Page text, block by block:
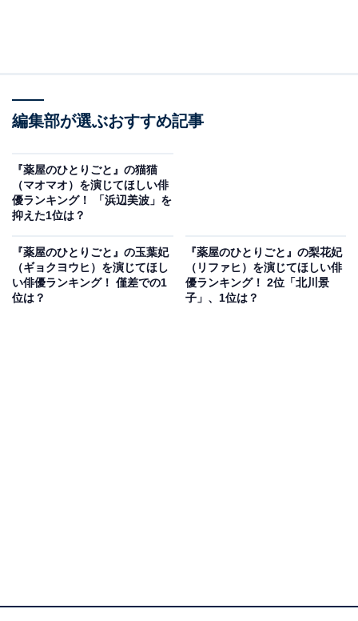
A post shared by 目黒蓮(Ren Meguro)
3位にランクインしたのは、Snow Manの目黒蓮さんで
す。2023年は初の単独主演を務めた映画『わたしの幸せ
な結婚』や、7月期のドラマ『トリリオンゲーム』
（TBS系）など、活躍が目立ちました。アーティストや
俳優活動以外にも、2024年2月1日には『FENDI』のジャ
パンアンバサダーに抜てき。抜群のスタイルやルックス
編集部が選ぶおすすめ記事
『薬屋のひとりごと』の猫猫
（マオマオ）を演じてほしい俳
優ランキング！ 「浜辺美波」を
抑えた1位は？
『薬屋のひとりごと』の玉葉妃
（ギョクヨウヒ）を演じてほし
い俳優ランキング！ 僅差での1
位は？
『薬屋のひとりごと』の梨花妃
（リファヒ）を演じてほしい俳
優ランキング！ 2位「北川景
子」、1位は？